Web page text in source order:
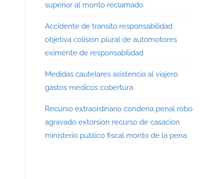
superior al monto reclamado
Accidente de transito responsabilidad
objetiva colision plural de automotores
eximente de responsabilidad
Medidas cautelares asistencia al viajero
gastos medicos cobertura
Recurso extraordinario condena penal robo
agravado extorsion recurso de casacion
ministerio publico fiscal monto de la pena